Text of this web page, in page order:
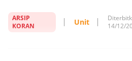
ARSIP
KORAN
Unit
14/12/